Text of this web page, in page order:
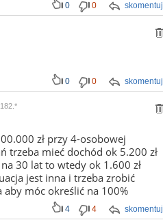
skomentuj
0 0
skomentuj
0 0
zł przy 4-osobowej
trzeba mieć dochód ok 5.200 zł
30 lat to wtedy ok 1.600 zł
jest inna i trzeba zrobić
aby móc określić na 100%
skomentuj
4 4